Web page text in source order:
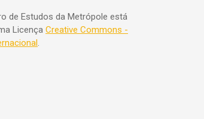
de Estudos da Metrópole está
Licença Creative Commons -
.